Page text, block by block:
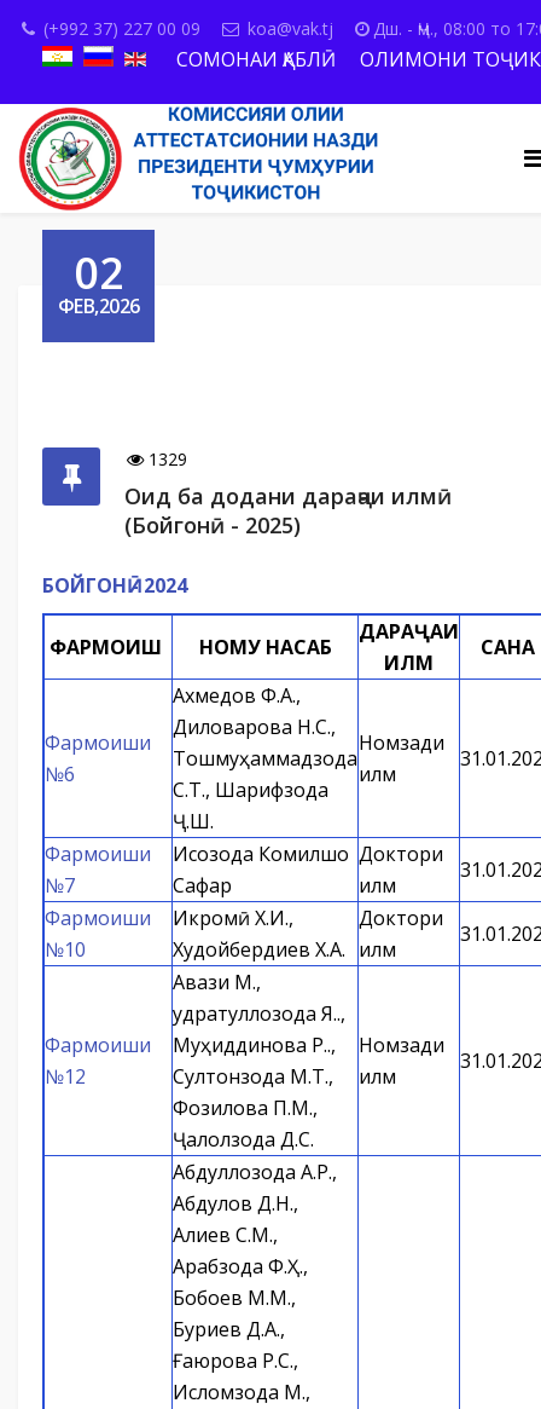
(+992 37) 227 00 09 koa@vak.tj Дш. - Ҷм., 08:00 то
СОМОНАИ ҚАБЛӢ ОЛИМОНИ ТОҶИК
02
ФЕВ,2026
1329
Оид ба додани дараҷаи илмӣ
(Бойгонӣ - 2025)
БОЙГОНӢ - 2024
ФАРМОИШ НОМУ НАСАБ
ДАРАҶАИ
ИЛМӢ
САНА
Фармоиши
№6
Ахмедов Ф.А.,
Диловарова Н.С.,
Тошмуҳаммадзода
С.Т., Шарифзода
Ҷ.Ш.
Номзади
илм
Фармоиши
№7
Исозода Комилшо
Сафар
Доктори
илм
Фармоиши
№10
Икромӣ Х.И.,
Худойбердиев Х.А.
Доктори
илм
Фармоиши
№12
Авази М.,
Қудратуллозода Я.Қ.,
Муҳиддинова Р.Қ.,
Султонзода М.Т.,
Фозилова П.М.,
Ҷалолзода Д.С.
Номзади
илм
Абдуллозода А.Р.,
Абдулов Д.Н.,
Алиев С.М.,
Арабзода Ф.Ҳ.,
Бобоев М.М.,
Буриев Д.А.,
Ғаюрова Р.С.,
Исломзода М.,